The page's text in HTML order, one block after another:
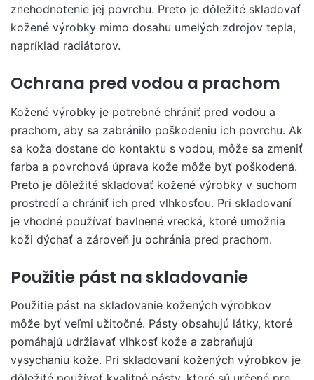
znehodnotenie jej povrchu. Preto je dôležité skladovať
kožené výrobky mimo dosahu umelých zdrojov tepla,
napríklad radiátorov.
Ochrana pred vodou a prachom
Kožené výrobky je potrebné chrániť pred vodou a
prachom, aby sa zabránilo poškodeniu ich povrchu. Ak
sa koža dostane do kontaktu s vodou, môže sa zmeniť
farba a povrchová úprava kože môže byť poškodená.
Preto je dôležité skladovať kožené výrobky v suchom
prostredí a chrániť ich pred vlhkosťou. Pri skladovaní
je vhodné používať bavlnené vrecká, ktoré umožnia
koži dýchať a zároveň ju ochránia pred prachom.
Použitie pást na skladovanie
Použitie pást na skladovanie kožených výrobkov
môže byť veľmi užitočné. Pásty obsahujú látky, ktoré
pomáhajú udržiavať vlhkosť kože a zabraňujú
vysychaniu kože. Pri skladovaní kožených výrobkov je